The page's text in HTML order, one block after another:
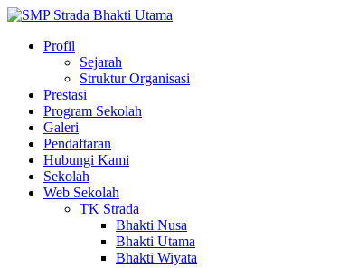
Profil
Sejarah
Struktur Organisasi
Prestasi
Program Sekolah
Galeri
Pendaftaran
Hubungi Kami
Sekolah
Web Sekolah
TK Strada
Bhakti Nusa
Bhakti Utama
Bhakti Wiyata